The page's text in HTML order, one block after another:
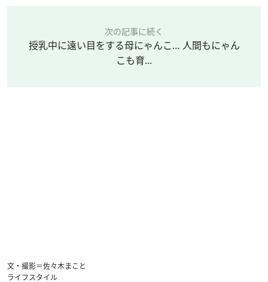
次の記事に続く
授乳中に遠い目をする母にゃんこ… 人間もにゃん
こも育...
文・撮影＝佐々木まこと
ライフスタイル